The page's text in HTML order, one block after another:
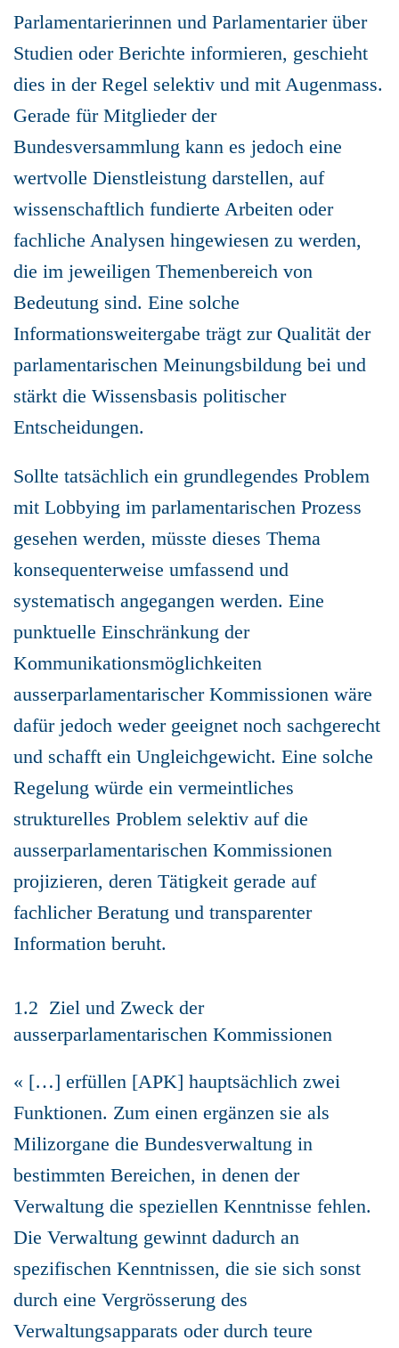
Parlamentarierinnen und Parlamentarier über
Studien oder Berichte informieren, geschieht
dies in der Regel selektiv und mit Augenmass.
Gerade für Mitglieder der
Bundesversammlung kann es jedoch eine
wertvolle Dienstleistung darstellen, auf
wissenschaftlich fundierte Arbeiten oder
fachliche Analysen hingewiesen zu werden,
die im jeweiligen Themenbereich von
Bedeutung sind. Eine solche
Informationsweitergabe trägt zur Qualität der
parlamentarischen Meinungsbildung bei und
stärkt die Wissensbasis politischer
Entscheidungen.
Sollte tatsächlich ein grundlegendes Problem
mit Lobbying im parlamentarischen Prozess
gesehen werden, müsste dieses Thema
konsequenterweise umfassend und
systematisch angegangen werden. Eine
punktuelle Einschränkung der
Kommunikationsmöglichkeiten
ausserparlamentarischer Kommissionen wäre
dafür jedoch weder geeignet noch sachgerecht
und schafft ein Ungleichgewicht. Eine solche
Regelung würde ein vermeintliches
strukturelles Problem selektiv auf die
ausserparlamentarischen Kommissionen
projizieren, deren Tätigkeit gerade auf
fachlicher Beratung und transparenter
Information beruht.
1.2 Ziel und Zweck der
ausserparlamentarischen Kommissionen
« […] erfüllen [APK] hauptsächlich zwei
Funktionen. Zum einen ergänzen sie als
Milizorgane die Bundesverwaltung in
bestimmten Bereichen, in denen der
Verwaltung die speziellen Kenntnisse fehlen.
Die Verwaltung gewinnt dadurch an
spezifischen Kenntnissen, die sie sich sonst
durch eine Vergrösserung des
Verwaltungsapparats oder durch teure